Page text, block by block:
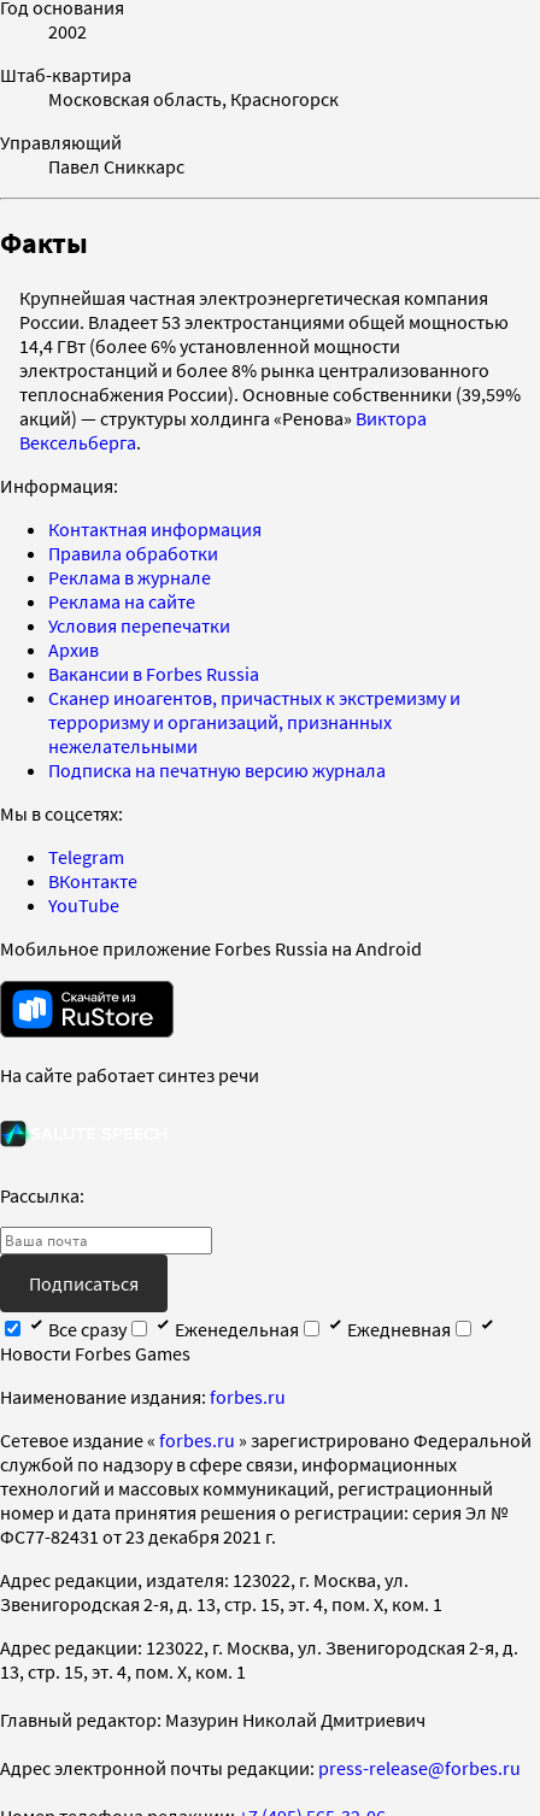
Год основания
2002
Штаб-квартира
Московская область, Красногорск
Управляющий
Павел Сниккарс
Факты
Крупнейшая частная электроэнергетическая компания
России. Владеет 53 электростанциями общей мощностью
14,4 ГВт (более 6% установленной мощности
электростанций и более 8% рынка централизованного
теплоснабжения России). Основные собственники (39,59%
акций) — структуры холдинга «Ренова» Виктора
Вексельберга.
Информация:
Контактная информация
Правила обработки
Реклама в журнале
Реклама на сайте
Условия перепечатки
Архив
Вакансии в Forbes Russia
Сканер иноагентов, причастных к экстремизму и
терроризму и организаций, признанных
нежелательными
Подписка на печатную версию журнала
Мы в соцсетях:
Telegram
ВКонтакте
YouTube
Мобильное приложение Forbes Russia на Android
На сайте работает синтез речи
Рассылка:
Подписаться
Все сразу
Еженедельная
Ежедневная
Новости Forbes Games
Наименование издания: forbes.ru
Cетевое издание « forbes.ru » зарегистрировано Федеральной
службой по надзору в сфере связи, информационных
технологий и массовых коммуникаций, регистрационный
номер и дата принятия решения о регистрации: серия Эл №
ФС77-82431 от 23 декабря 2021 г.
Адрес редакции, издателя: 123022, г. Москва, ул.
Звенигородская 2-я, д. 13, стр. 15, эт. 4, пом. X, ком. 1
Адрес редакции: 123022, г. Москва, ул. Звенигородская 2-я, д.
13, стр. 15, эт. 4, пом. X, ком. 1
Главный редактор: Мазурин Николай Дмитриевич
Адрес электронной почты редакции: press-release@forbes.ru